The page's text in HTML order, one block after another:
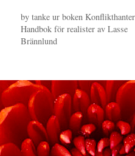
by tanke ur boken
Handbok för realister av Lasse
Brännlund